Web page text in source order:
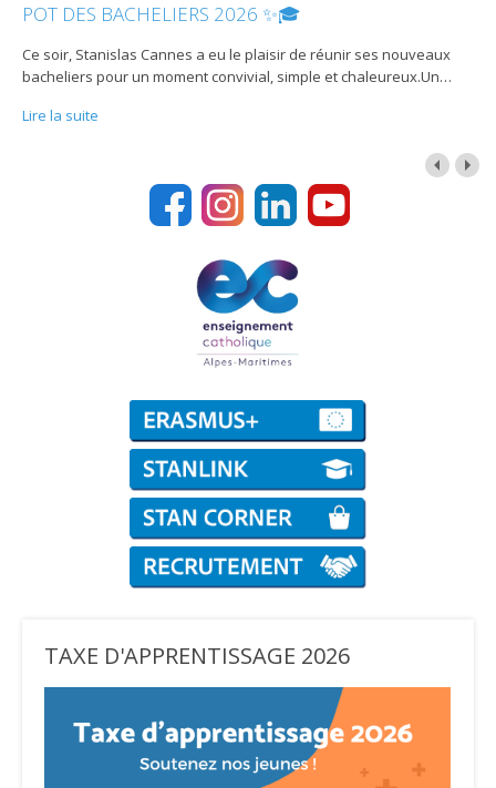
POT DES BACHELIERS 2026 ✨🎓
Ce soir, Stanislas Cannes a eu le plaisir de réunir ses nouveaux
bacheliers pour un moment convivial, simple et chaleureux.Un…
Lire la suite
TAXE D'APPRENTISSAGE 2026